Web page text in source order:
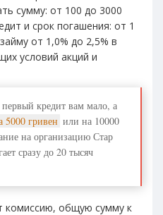
сумму: от 100 до 3000
и срок погашения: от 1
от 1,0% до 2,5% в
условий акций и
кредит вам мало, а
5000 гривен или на 10000
на организацию Стар
сразу до 20 тысяч
комиссию, общую сумму к